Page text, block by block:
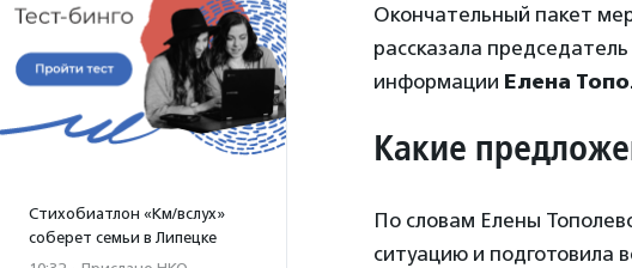
Стихобиатлон «Км/вслух»
соберет семьи в Липецке
Окончательный пакет
рассказала
информации Елена
Какие
По словам Елены
ситуацию и подготовила